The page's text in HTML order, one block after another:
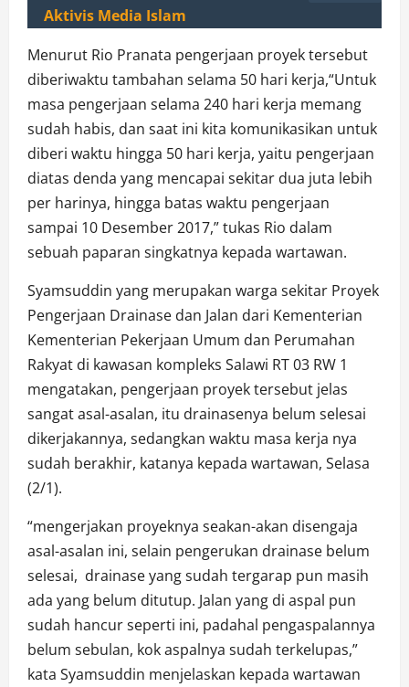
Aktivis Media Islam
Menurut Rio Pranata pengerjaan proyek tersebut
diberiwaktu tambahan selama 50 hari kerja,“Untuk
masa pengerjaan selama 240 hari kerja memang
sudah habis, dan saat ini kita komunikasikan untuk
diberi waktu hingga 50 hari kerja, yaitu pengerjaan
diatas denda yang mencapai sekitar dua juta lebih
per harinya, hingga batas waktu pengerjaan
sampai 10 Desember 2017,” tukas Rio dalam
sebuah paparan singkatnya kepada wartawan.
Syamsuddin yang merupakan warga sekitar Proyek
Pengerjaan Drainase dan Jalan dari Kementerian
Kementerian Pekerjaan Umum dan Perumahan
Rakyat di kawasan kompleks Salawi RT 03 RW 1
mengatakan, pengerjaan proyek tersebut jelas
sangat asal-asalan, itu drainasenya belum selesai
dikerjakannya, sedangkan waktu masa kerja nya
sudah berakhir, katanya kepada wartawan, Selasa
(2/1).
“mengerjakan proyeknya seakan-akan disengaja
asal-asalan ini, selain pengerukan drainase belum
selesai, drainase yang sudah tergarap pun masih
ada yang belum ditutup. Jalan yang di aspal pun
sudah hancur seperti ini, padahal pengaspalannya
belum sebulan, kok aspalnya sudah terkelupas,”
kata Syamsuddin menjelaskan kepada wartawan